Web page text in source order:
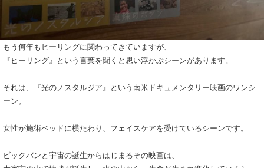
もう何年もヒーリングに関わってきていますが、
『ヒーリング』という言葉を聞くと思い浮かぶシーンがあります。
それは、『光のノスタルジア』という南米ドキュメンタリー映画のワンシ
ーン。
女性が施術ベッドに横たわり、フェイスケアを受けているシーンです。
ビックバンと宇宙の誕生からはじまるその映画は、